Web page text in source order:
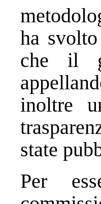
ha
che il
inoltre
state
Per